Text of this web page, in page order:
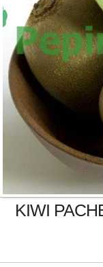
KIWI